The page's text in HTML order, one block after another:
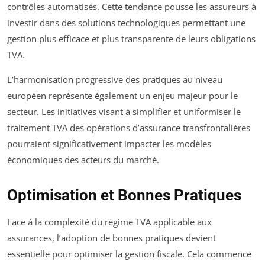
contrôles automatisés. Cette tendance pousse les assureurs à
investir dans des solutions technologiques permettant une
gestion plus efficace et plus transparente de leurs obligations
TVA.
L’harmonisation progressive des pratiques au niveau
européen représente également un enjeu majeur pour le
secteur. Les initiatives visant à simplifier et uniformiser le
traitement TVA des opérations d’assurance transfrontalières
pourraient significativement impacter les modèles
économiques des acteurs du marché.
Optimisation et Bonnes Pratiques
Face à la complexité du régime TVA applicable aux
assurances, l’adoption de bonnes pratiques devient
essentielle pour optimiser la gestion fiscale. Cela commence